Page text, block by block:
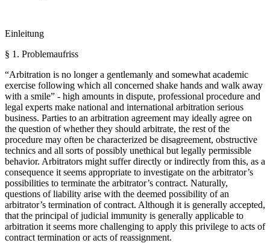
Einleitung
§ 1. Problemaufriss
“Arbitration is no longer a gentlemanly and somewhat academic
exercise following which all concerned shake hands and walk away
with a smile” - high amounts in dispute, professional procedure and
legal experts make national and international arbitration serious
business. Parties to an arbitration agreement may ideally agree on
the question of whether they should arbitrate, the rest of the
procedure may often be characterized be disagreement, obstructive
technics and all sorts of possibly unethical but legally permissible
behavior. Arbitrators might suffer directly or indirectly from this, as a
consequence it seems appropriate to investigate on the arbitrator’s
possibilities to terminate the arbitrator’s contract. Naturally,
questions of liability arise with the deemed possibility of an
arbitrator’s termination of contract. Although it is generally accepted,
that the principal of judicial immunity is generally applicable to
arbitration it seems more challenging to apply this privilege to acts of
contract termination or acts of reassignment.